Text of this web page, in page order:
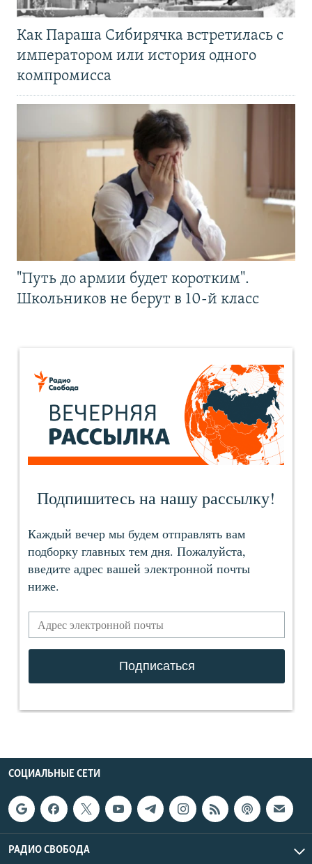
Как Параша Сибирячка встретилась с
императором или история одного
компромисса
"Путь до армии будет коротким".
Школьников не берут в 10-й класс
СОЦИАЛЬНЫЕ СЕТИ
РАДИО СВОБОДА